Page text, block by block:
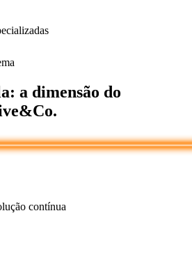
a dimensão do
contínua